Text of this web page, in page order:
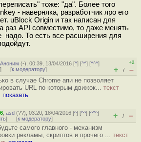
тоже: "да". Более того
- наверняка, разработчик яро его
uBlock Origin и так написан для
раз API совместимо, то даже менять
надо. То есть все расширения для
,Аноним (-), 00:39, 13/04/2016 [^] [^^] [^^^]
] [к модератору]
+2
+ / –
в случае Chrome апи не позволяет
URL по которым движок... текст
показать
,asd (??), 03:20, 18/04/2016 [^] [^^] [^^^]
] [к модератору] + / –
самого главного - механизм
рекламы, скриптов и прочего ... текст